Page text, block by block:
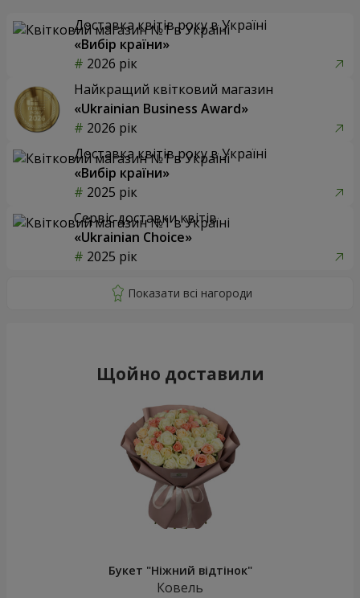
Доставка квітів року в Україні
«Вибір країни»
2026 рік
Найкращий квітковий магазин
«Ukrainian Business Award»
2026 рік
Доставка квітів року в Україні
«Вибір країни»
2025 рік
Сервіс доставки квітів
«Ukrainian Choice»
2025 рік
Щойно доставили
Букет "Ніжний відтінок"
Ковель